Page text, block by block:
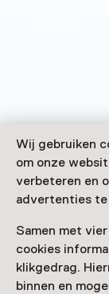
Wij gebruiken
om onze
verbeteren en
advertenties te
Samen met
cookies
klikgedrag.
binnen en